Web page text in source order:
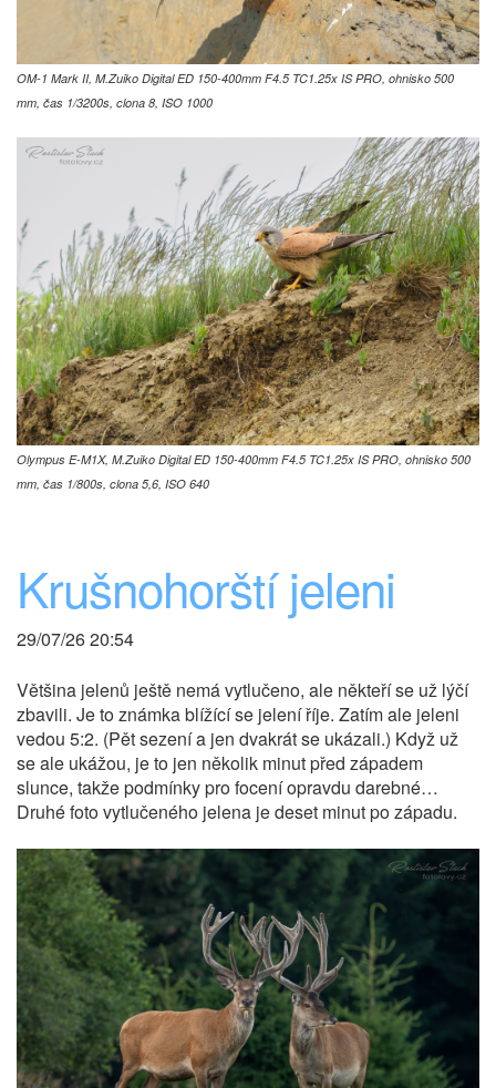
OM-1 Mark II, M.Zuiko Digital ED 150-400mm F4.5 TC1.25x IS PRO, ohnisko 500
mm, čas 1/3200s, clona 8, ISO 1000
Olympus E-M1X, M.Zuiko Digital ED 150-400mm F4.5 TC1.25x IS PRO, ohnisko 500
mm, čas 1/800s, clona 5,6, ISO 640
Krušnohorští jeleni
29/07/26 20:54
Většina jelenů ještě nemá vytlučeno, ale někteří se už lýčí
zbavili. Je to známka blížící se jelení říje. Zatím ale jeleni
vedou 5:2. (Pět sezení a jen dvakrát se ukázali.) Když už
se ale ukážou, je to jen několik minut před západem
slunce, takže podmínky pro focení opravdu darebné…
Druhé foto vytlučeného jelena je deset minut po západu.